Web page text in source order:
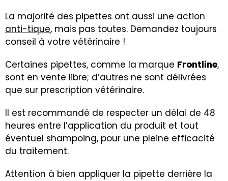
La majorité des pipettes ont aussi une action
anti-tique, mais pas toutes. Demandez toujours
conseil à votre vétérinaire !
Certaines pipettes, comme la marque Frontline,
sont en vente libre; d’autres ne sont délivrées
que sur prescription vétérinaire.
Il est recommandé de respecter un délai de 48
heures entre l’application du produit et tout
éventuel shampoing, pour une pleine efficacité
du traitement.
Attention à bien appliquer la pipette derrière la